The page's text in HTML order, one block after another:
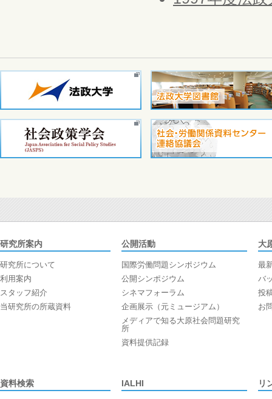
研究所案内
研究所について
利用案内
スタッフ紹介
当研究所の所蔵資料
公開活動
国際労働問題シンポジウム
公開シンポジウム
シネマフォーラム
企画展示（元ミュージアム）
メディアで知る大原社会問題研究
所
資料提供記録
大
最
バ
投
お
資料検索 IALHI リ